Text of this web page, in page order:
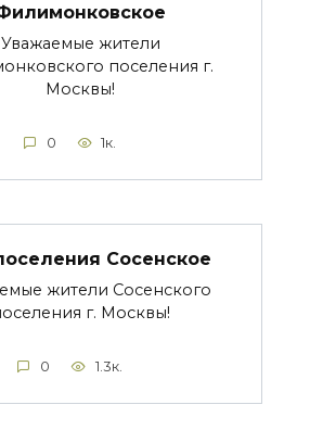
Уважаемые жители
поселения г.
Москвы!
0 1к.
Сосенское
жители Сосенского
г. Москвы!
0 1.3к.